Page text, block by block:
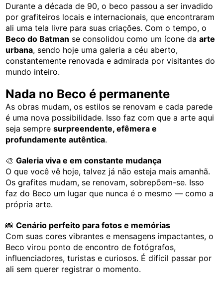
Durante a década de 90, o beco passou a ser invadido
por grafiteiros locais e internacionais, que encontraram
ali uma tela livre para suas criações. Com o tempo, o
Beco do Batman se consolidou como um ícone daarte
urbana, sendo hoje uma galeria a céu aberto,
constantemente renovada e admirada por visitantes do
mundo inteiro.
Nada no Beco é permanente
As obras mudam, os estilos se renovam e cada parede
é uma nova possibilidade. Isso faz com que a arte aqui
seja sempresurpreendente, efêmera e
profundamente autêntica.
🎨Galeria viva e em constante mudança
O que você vê hoje, talvez já não esteja mais amanhã.
Os grafites mudam, se renovam, sobrepõem-se. Isso
faz do Beco um lugar que nunca é o mesmo — como a
própria arte.
📸Cenário perfeito para fotos e memórias
Com suas cores vibrantes e mensagens impactantes, o
Beco virou ponto de encontro de fotógrafos,
influenciadores, turistas e curiosos. É difícil passar por
ali sem querer registrar o momento.